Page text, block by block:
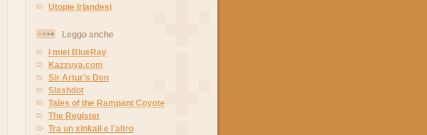
Utopie Irlandesi
Leggo anche
I miei BlueRay
Kazzuya.com
Sir Artur's Den
Slashdot
Tales of the Rampant Coyote
The Register
Tra un xinkali e l'altro